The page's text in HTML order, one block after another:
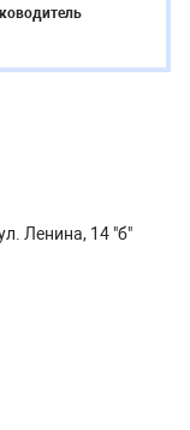
Ленина, 14 "б"